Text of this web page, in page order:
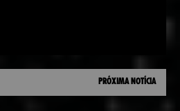
PRÓXIMA NOTÍCIA